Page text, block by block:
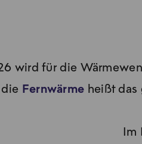
wird für die
die Fernwärme heißt das